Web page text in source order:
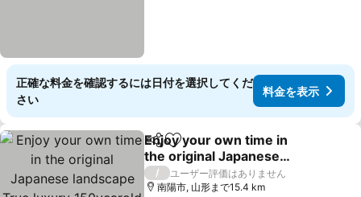
正確な料金を確認するには日付を選択してくだ
さい
料金を表示
シェアお気に入りに追加
Enjoy your own time in
the original Japanese
landscape True luxury
150yearold building for r /
/
ユーザー評価はありません
南陽市, 山形まで15.4 km